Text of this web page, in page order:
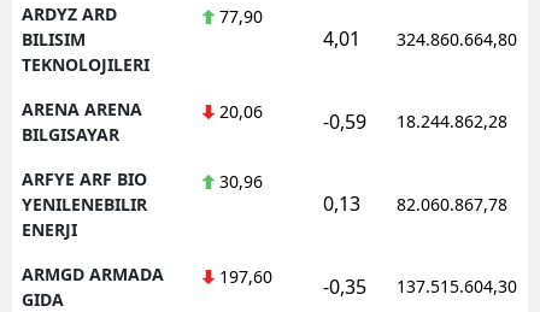
ARDYZ ARD
BILISIM
TEKNOLOJILERI
77,90
4,01 324.860.664,80
ARENA ARENA
BILGISAYAR
20,06 -0,59 18.244.862,28
ARFYE ARF BIO
YENILENEBILIR
ENERJI
30,96
0,13 82.060.867,78
ARMGD ARMADA
GIDA
197,60 -0,35 137.515.604,30